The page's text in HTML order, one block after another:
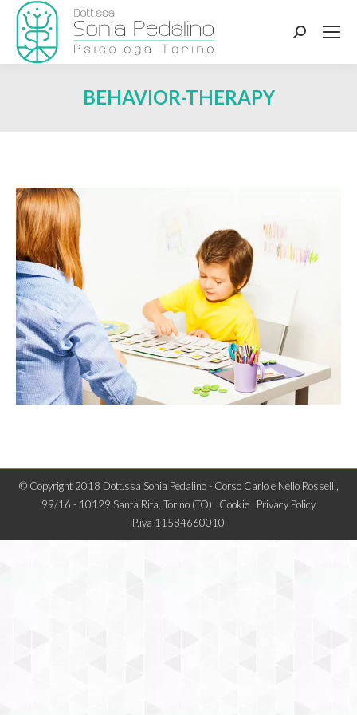
Search:
BEHAVIOR-THERAPY
© Copyright 2018 Dott.ssa Sonia Pedalino - Corso Carlo e Nello Rosselli,
99/16 - 10129 Santa Rita, Torino (TO) Cookie
Privacy Policy
P.iva 11584660010